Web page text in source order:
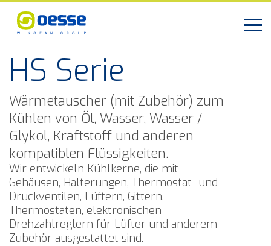
HS Serie
Wärmetauscher (mit Zubehör) zum
Kühlen von Öl, Wasser, Wasser /
Glykol, Kraftstoff und anderen
kompatiblen Flüssigkeiten.
Wir entwickeln Kühlkerne, die mit
Gehäusen, Halterungen, Thermostat- und
Druckventilen, Lüftern, Gittern,
Thermostaten, elektronischen
Drehzahlreglern für Lüfter und anderem
Zubehör ausgestattet sind.